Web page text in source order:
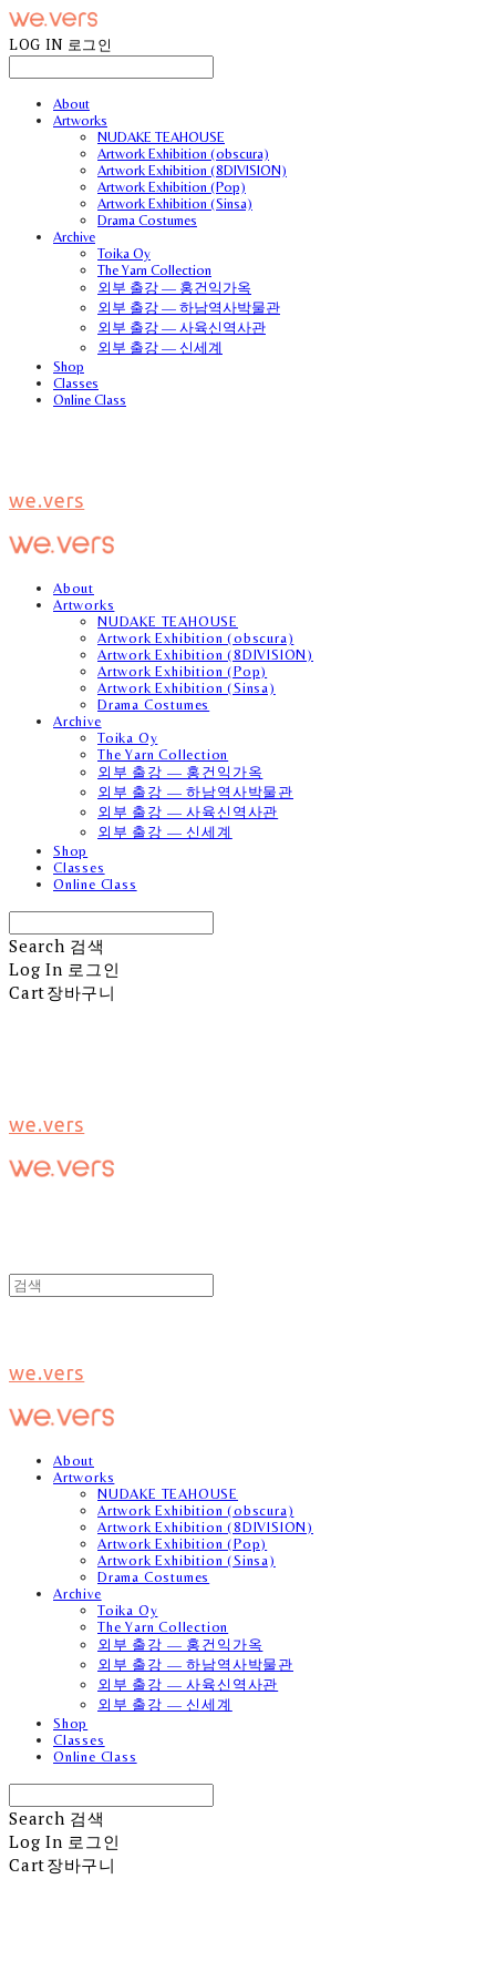
LOG IN 로그인
About
Artworks
NUDAKE TEAHOUSE
Artwork Exhibition (obscura)
Artwork Exhibition (8DIVISION)
Artwork Exhibition (Pop)
Artwork Exhibition (Sinsa)
Drama Costumes
Archive
Toika Oy
The Yarn Collection
외부 출강 — 홍건익가옥
외부 출강 — 하남역사박물관
외부 출강 — 사육신역사관
외부 출강 — 신세계
Shop
Classes
Online Class
we.vers
About
Artworks
NUDAKE TEAHOUSE
Artwork Exhibition (obscura)
Artwork Exhibition (8DIVISION)
Artwork Exhibition (Pop)
Artwork Exhibition (Sinsa)
Drama Costumes
Archive
Toika Oy
The Yarn Collection
외부 출강 — 홍건익가옥
외부 출강 — 하남역사박물관
외부 출강 — 사육신역사관
외부 출강 — 신세계
Shop
Classes
Online Class
Search 검색
Log In 로그인
Cart장바구니
we.vers
we.vers
About
Artworks
NUDAKE TEAHOUSE
Artwork Exhibition (obscura)
Artwork Exhibition (8DIVISION)
Artwork Exhibition (Pop)
Artwork Exhibition (Sinsa)
Drama Costumes
Archive
Toika Oy
The Yarn Collection
외부 출강 — 홍건익가옥
외부 출강 — 하남역사박물관
외부 출강 — 사육신역사관
외부 출강 — 신세계
Shop
Classes
Online Class
Search 검색
Log In 로그인
Cart장바구니